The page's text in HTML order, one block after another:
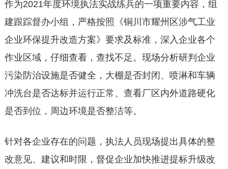
作为2021年度环境执法实战练兵的一项重要内容，组
建跟踪督办小组，严格按照《铜川市耀州区涉气工业
企业环保提升改造方案》要求及标准，深入企业各个
作业区域，仔细查看，查找不足。现场分析研判企业
污染防治设施是否健全，大棚是否封闭、喷淋和车辆
冲洗台是否达标并运行正常、查看厂区内外道路硬化
是否到位，周边环境是否整洁等。
针对各企业存在的问题，执法人员现场提出具体的整
改意见、建议和时限，督促企业加快推进提标升级改